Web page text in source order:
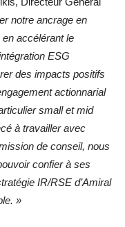
notre ancrage en
accélérant le
ESG
des impacts positifs
actionnarial
small et mid
à travailler avec
de conseil, nous
confier à ses
IR/RSE d’Amiral
»